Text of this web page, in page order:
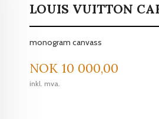
LOUIS VUITTON
monogram canvass
Pris
NOK 10 000,00
inkl. mva.